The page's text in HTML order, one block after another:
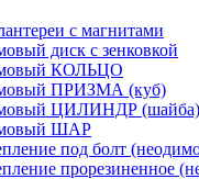
с магнитами
диск с зенковкой
КОЛЬЦО
ПРИЗМА (куб)
ЦИЛИНДР (шайба)
ШАР
под болт
прорезиненное